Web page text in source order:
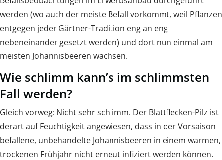
werden (wo auch der meiste Befall vorkommt, weil Pflanzen
entgegen jeder Gärtner-Tradition eng an eng
nebeneinander gesetzt werden) und dort nun einmal am
meisten Johannisbeeren wachsen.
Wie schlimm kann’s im schlimmsten
Fall werden?
Gleich vorweg: Nicht sehr schlimm. Der Blattflecken-Pilz ist
derart auf Feuchtigkeit angewiesen, dass in der Vorsaison
befallene, unbehandelte Johannisbeeren in einem warmen,
trockenen Frühjahr nicht erneut infiziert werden können.